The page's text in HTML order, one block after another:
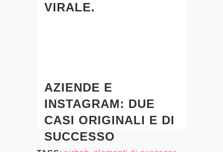
VIRALE.
AZIENDE E
INSTAGRAM: DUE
CASI ORIGINALI E DI
SUCCESSO